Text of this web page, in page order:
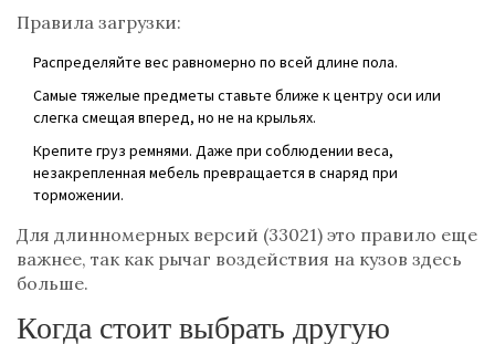
Правила загрузки:
Распределяйте вес равномерно по всей длине пола.
Самые тяжелые предметы ставьте ближе к центру оси или
слегка смещая вперед, но не на крыльях.
Крепите груз ремнями. Даже при соблюдении веса,
незакрепленная мебель превращается в снаряд при
торможении.
Для длинномерных версий (33021) это правило еще
важнее, так как рычаг воздействия на кузов здесь
больше.
Когда стоит выбрать другую